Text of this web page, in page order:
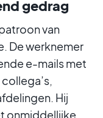
gedrag
van
De werknemer
e-mails met
Hij
onmiddellijke